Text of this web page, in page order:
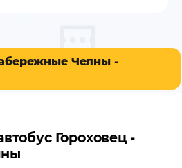
Челны -
Гороховец -